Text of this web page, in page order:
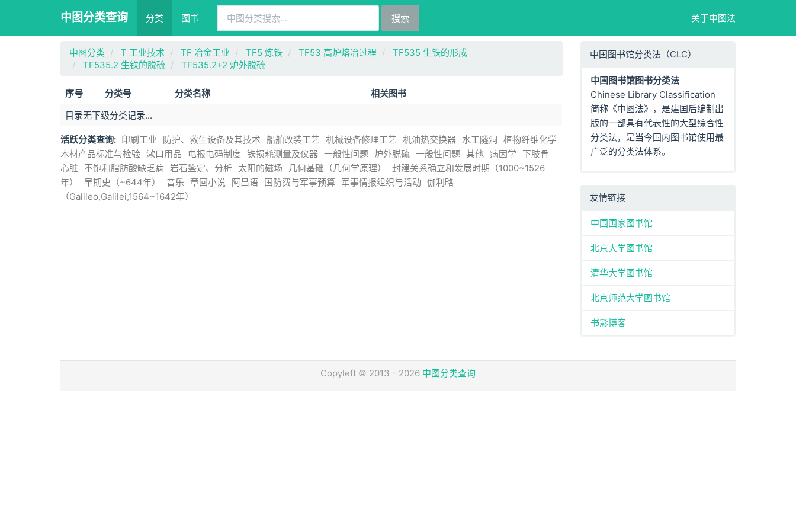
中图分类查询 分类 图书 搜索 关于中图法
中图分类 T 工业技术 TF 冶金工业 TF5 炼铁 TF53 高炉熔冶过程
TF535 生铁的形成
TF535.2 生铁的脱硫
TF535.2+2 炉外脱硫
序号 分类号 分类名称
相关图书
目录无下级分类记录...
活跃分类查询: 印刷工业 防护、救生设备及其技术 船舶改装工艺 机械设备修理工艺 机油热交换器 水工隧洞 植物纤维化学
木材产品标准与检验 漱口用品 电报电码制度 铁损耗测量及仪器 一般性问题 炉外脱硫 一般性问题 其他 病因学 下肢骨
心脏
不饱和脂肪酸缺乏病 岩石鉴定、分析 太阳的磁场 几何基础（几何学原理）
封建关系确立和发展时期（1000~1526
年）
早期史（~644年） 音乐 章回小说 阿昌语 国防费与军事预算 军事情报组织与活动 伽利略
（Galileo,Galilei,1564~1642年）
中国图书馆分类法（CLC）
中国图书馆图书分类法
Chinese Library Classification
简称《中图法》，是建国后编制出
版的一部具有代表性的大型综合性
分类法，是当今国内图书馆使用最
广泛的分类法体系。
友情链接
中国国家图书馆
北京大学图书馆
清华大学图书馆
北京师范大学图书馆
书影博客
Copyleft © 2013 - 2026 中图分类查询